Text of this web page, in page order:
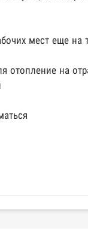
мест еще
отопление на